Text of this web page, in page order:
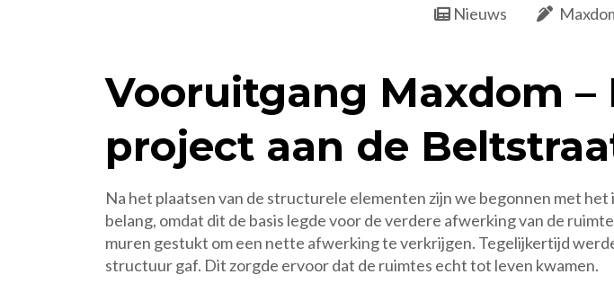
Nieuws
Vooruitgang Maxdom
project aan de
Na het plaatsen van de structurele elementen zijn we begonnen met
belang, omdat dit de basis legde voor de verdere afwerking van de
muren gestukt om een nette afwerking te verkrijgen. Tegelijkertijd
structuur gaf. Dit zorgde ervoor dat de ruimtes echt tot leven kwamen.